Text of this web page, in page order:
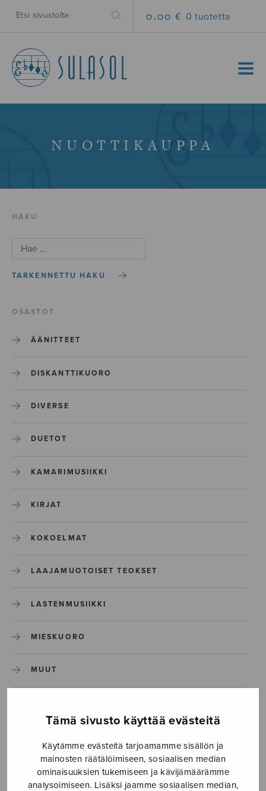
Tämä sivusto käyttää evästeitä
Käytämme evästeitä tarjoamamme sisällön ja
mainosten räätälöimiseen, sosiaalisen median
ominaisuuksien tukemiseen ja kävijämäärämme
analysoimiseen. Lisäksi jaamme sosiaalisen median,
0.00 € 0 tuotetta
MENU
NUOTTIKAUPPA
HAKU
TARKENNETTU HAKU
OSASTOT
ÄÄNITTEET
DISKANTTIKUORO
DIVERSE
DUETOT
KAMARIMUSIIKKI
KIRJAT
KOKOELMAT
LAAJAMUOTOISET TEOKSET
LASTENMUSIIKKI
MIESKUORO
MUUT
SOITINKOULUT JA OPPAAT